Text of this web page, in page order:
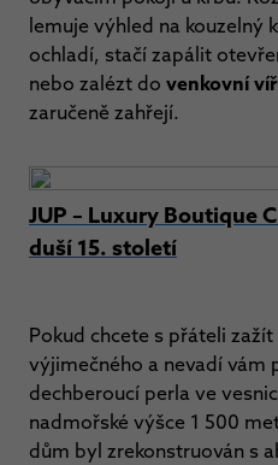
lemuje výhled na kouzelný
ochladí, stačí zapálit
nebo zalézt do venkovní
zaručeně zahřejí.
JUP – Luxury Boutique
duší 15. století
Pokud chcete s přáteli
výjimečného a nevadí vám
dechberoucí perla ve
nadmořské výšce 1 500
dům byl zrekonstruován s